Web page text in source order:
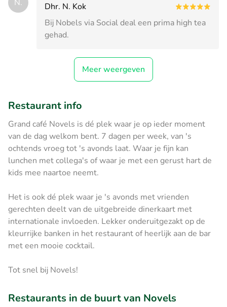
N.
Dhr. N. Kok
Bij Nobels via Social deal een prima high tea
gehad.
Meer weergeven
Restaurant info
Grand café Novels is dé plek waar je op ieder moment
van de dag welkom bent. 7 dagen per week, van 's
ochtends vroeg tot 's avonds laat. Waar je fijn kan
lunchen met collega's of waar je met een gerust hart de
kids mee naartoe neemt.
Het is ook dé plek waar je 's avonds met vrienden
gerechten deelt van de uitgebreide dinerkaart met
internationale invloeden. Lekker onderuitgezakt op de
kleurrijke banken in het restaurant of heerlijk aan de bar
met een mooie cocktail.
Tot snel bij Novels!
Restaurants in de buurt van Novels